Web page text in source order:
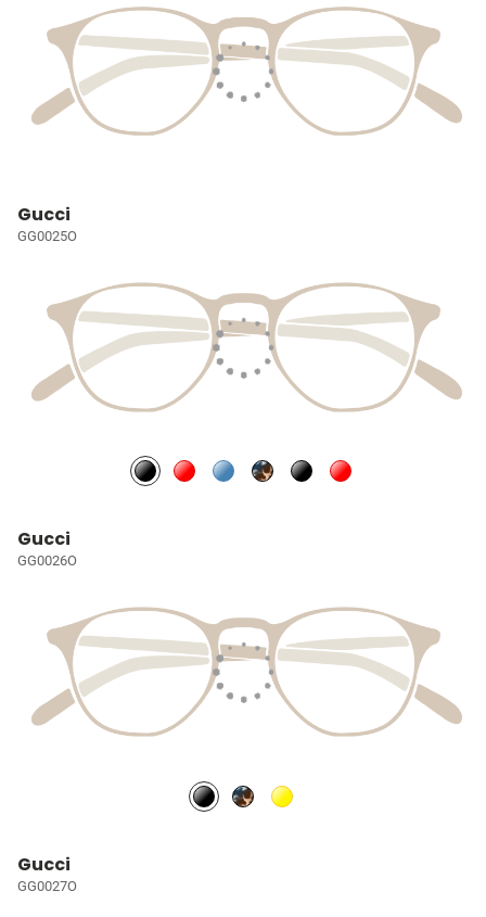
Gucci
GG0025O
Gucci
GG0026O
Gucci
GG0027O